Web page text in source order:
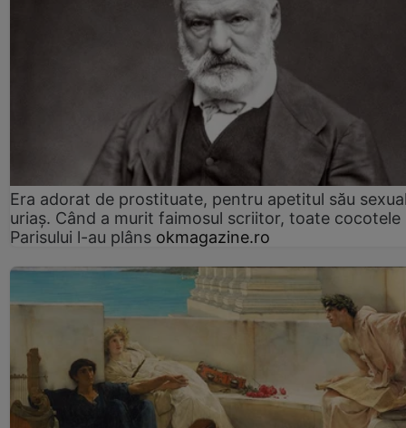
Era adorat de prostituate, pentru apetitul său
uriaș. Când a murit faimosul scriitor, toate cocotele
Parisului l-au plâns okmagazine.ro